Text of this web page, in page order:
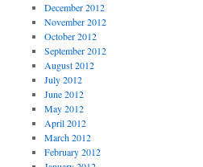
December 2012
November 2012
October 2012
September 2012
August 2012
July 2012
June 2012
May 2012
April 2012
March 2012
February 2012